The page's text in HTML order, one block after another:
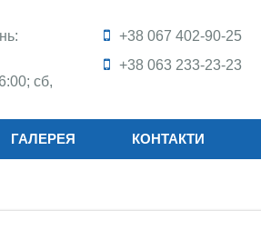
сб,
+38 067 402-90-25
+38 063 233-23-23
ГАЛЕРЕЯ КОНТАКТИ